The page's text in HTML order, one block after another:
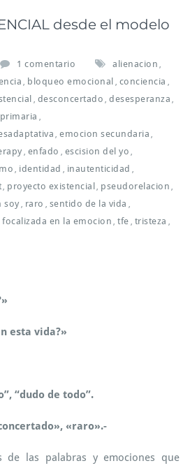
desde el modelo
1 comentario
n
R
S
I
E
X
I
S
e
m
d
alienacion
bloqueo emocional conciencia
desconcertado desesperanza
emocion secundaria
enfado escision del yo
identidad inautenticidad
proyecto existencial pseudorelacion
soy raro sentido de la vida
en la emocion tfe tristeza
esta vida?»
“dudo de todo”.
«raro».-
de las palabras y emociones que